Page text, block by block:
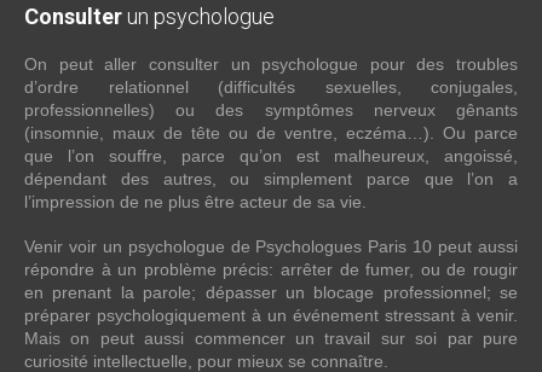
Consulter un psychologue
On peut aller consulter un psychologue pour des troubles
d’ordre relationnel (difficultés sexuelles, conjugales,
professionnelles) ou des symptômes nerveux gênants
(insomnie, maux de tête ou de ventre, eczéma…). Ou parce
que l’on souffre, parce qu’on est malheureux, angoissé,
dépendant des autres, ou simplement parce que l’on a
l’impression de ne plus être acteur de sa vie.
Venir voir un psychologue de Psychologues Paris 10 peut aussi
répondre à un problème précis: arrêter de fumer, ou de rougir
en prenant la parole; dépasser un blocage professionnel; se
préparer psychologiquement à un événement stressant à venir.
Mais on peut aussi commencer un travail sur soi par pure
curiosité intellectuelle, pour mieux se connaître.